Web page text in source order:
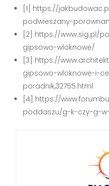
[1] https://
podwieszany-
[2] https://www.sig.pl/
gipsowo-wloknowe/
[3] https://
gipsowo-wloknowe-i-
poradnik,32755.html
[4] https://
poddaszu/g-k-czy-g-